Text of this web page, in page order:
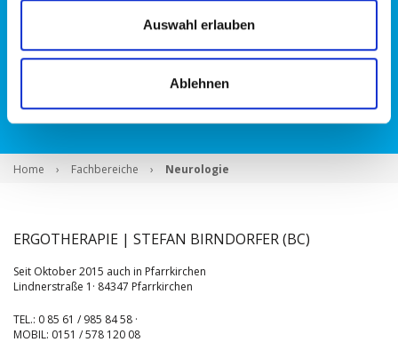
Auswahl erlauben
Ablehnen
Psychiatrie
Home › Fachbereiche › Neurologie
ERGOTHERAPIE | STEFAN BIRNDORFER (BC)
Seit Oktober 2015 auch in Pfarrkirchen
Lindnerstraße 1· 84347 Pfarrkirchen
TEL.: 0 85 61 / 985 84 58 ·
MOBIL: 0151 / 578 120 08